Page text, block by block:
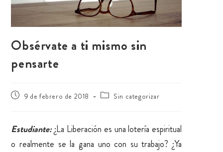
Obsérvate a ti mismo sin
pensarte
9 de febrero de 2018 Sin categorizar
Estudiante:¿La Liberación es una lotería espiritual
o realmente se la gana uno con su trabajo? ¿Ya